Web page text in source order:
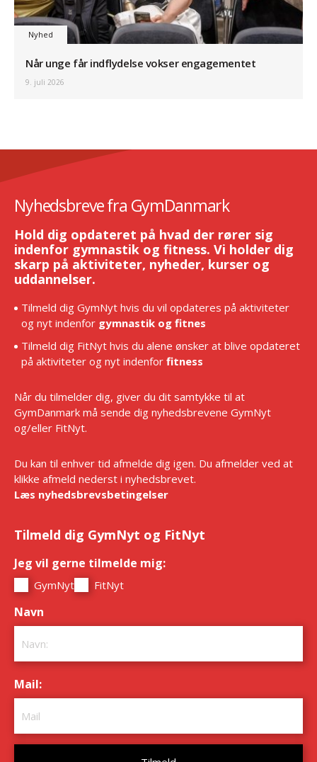
Nyhed
Når unge får indflydelse vokser engagementet
9. juli 2026
Nyhedsbreve fra GymDanmark
Hold dig opdateret på hvad der rører sig
indenfor gymnastik og fitness. Vi holder dig
skarp på aktiviteter, nyheder, kurser og
uddannelser.
Tilmeld dig GymNyt hvis du vil opdateres på aktiviteter
og nyt indenfor gymnastik og fitnes
Tilmeld dig FitNyt hvis du alene ønsker at blive opdateret
på aktiviteter og nyt indenfor fitness
Når du tilmelder dig, giver du dit samtykke til at
GymDanmark må sende dig nyhedsbrevene GymNyt
og/eller FitNyt.
Du kan til enhver tid afmelde dig igen. Du afmelder ved at
klikke afmeld nederst i nyhedsbrevet.
Læs nyhedsbrevsbetingelser
Tilmeld dig GymNyt og FitNyt
Jeg vil gerne tilmelde mig:
GymNyt FitNyt
Navn
Mail: